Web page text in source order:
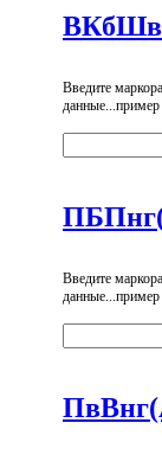
Введите
Введите